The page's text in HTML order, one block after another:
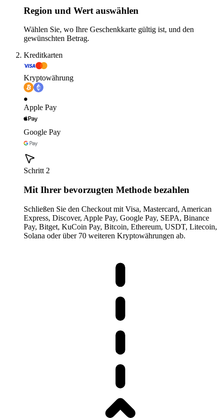
Region und Wert auswählen
Wählen Sie, wo Ihre Geschenkkarte gültig ist, und den
gewünschten Betrag.
Kreditkarten
Kryptowährung
Apple Pay
Google Pay
Schritt 2
Mit Ihrer bevorzugten Methode bezahlen
Schließen Sie den Checkout mit Visa, Mastercard, American
Express, Discover, Apple Pay, Google Pay, SEPA, Binance
Pay, Bitget, KuCoin Pay, Bitcoin, Ethereum, USDT, Litecoin,
Solana oder über 70 weiteren Kryptowährungen ab.